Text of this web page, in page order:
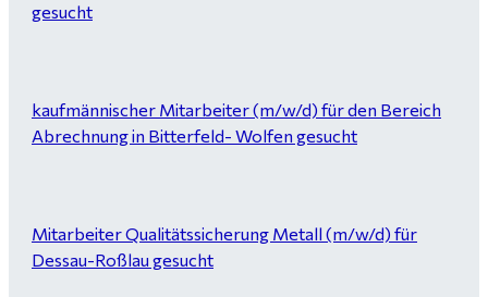
gesucht
kaufmännischer Mitarbeiter (m/w/d) für den Bereich
Abrechnung in Bitterfeld- Wolfen gesucht
Mitarbeiter Qualitätssicherung Metall (m/w/d) für
Dessau-Roßlau gesucht